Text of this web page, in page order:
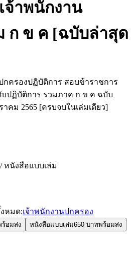
จ้าพนักงาน
ก ข ค [ฉบับล่าสุด
กครองปฏิบัติการ สอบข้าราชการ
บปฏิบัติการ รวมภาค ก ข ค ฉบับ
คม 2565 [ครบจบในเล่มเดียว]
หนังสือแบบเล่ม
หมด:เจ้าพนักงานปกครอง
ร้อมส่ง หนังสือแบบเล่ม650 บาทพร้อมส่ง